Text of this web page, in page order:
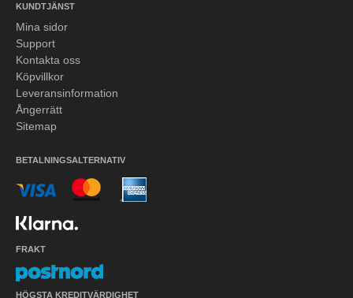
KUNDTJÄNST
Mina sidor
Support
Kontakta oss
Köpvillkor
Leveransinformation
Ångerrätt
Sitemap
BETALNINGSALTERNATIV
FRAKT
HÖGSTA KREDITVÄRDIGHET